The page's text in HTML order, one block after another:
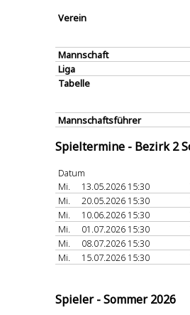
Verein
Mannschaft
Liga
Tabelle
Mannschaftsführer
Spieltermine - Bezirk 2
Datum
Mi.
13.05.2026 15:30
Mi.
20.05.2026 15:30
Mi.
10.06.2026 15:30
Mi.
01.07.2026 15:30
Mi.
08.07.2026 15:30
Mi.
15.07.2026 15:30
Spieler - Sommer 2026